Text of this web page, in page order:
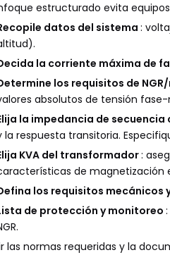
estructurado evita
datos del sistema :
la corriente máxima de
los requisitos de
absolutos de tensión
la impedancia de secuencia
la respuesta transitoria.
KVA del transformador:
de magnetización
los requisitos mecánicos
de protección y monitoreo
las normas requeridas y la